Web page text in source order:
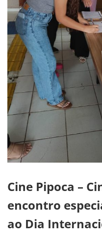
Cine Pipoca –
encontro
ao Dia